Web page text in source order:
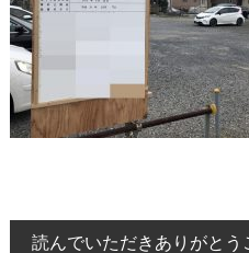
読んでいただきありがと